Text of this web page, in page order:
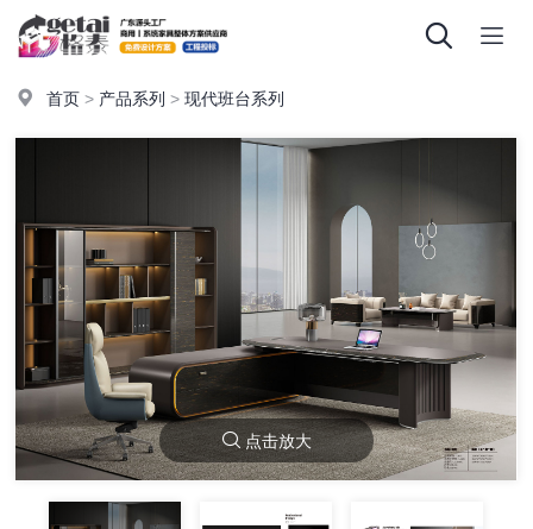
首页 > 产品系列 >现代班台系列
点击放大